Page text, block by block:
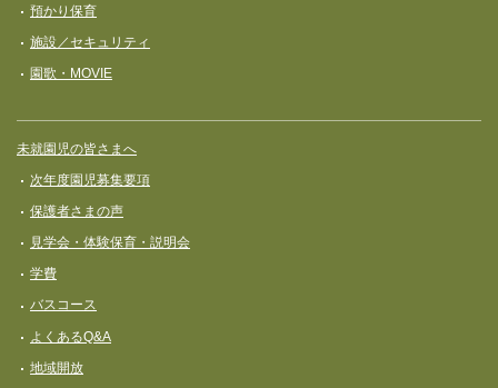
預かり保育
施設／セキュリティ
園歌・MOVIE
未就園児の皆さまへ
次年度園児募集要項
保護者さまの声
見学会・体験保育・説明会
学費
バスコース
よくあるQ&A
地域開放